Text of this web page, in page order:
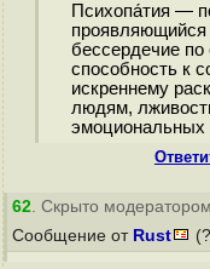
Психопа́тия —
проявляющийся
бессердечие
способность к
искреннему
людям,
эмоциональных
62. Скрыто модератором
Сообщение от Rust